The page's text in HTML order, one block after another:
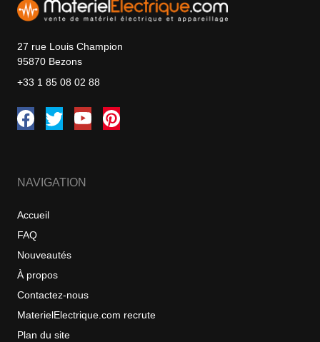
27 rue Louis Champion
95870 Bezons
+33 1 85 08 02 88
NAVIGATION
Accueil
FAQ
Nouveautés
À propos
Contactez-nous
MaterielElectrique.com recrute
Plan du site